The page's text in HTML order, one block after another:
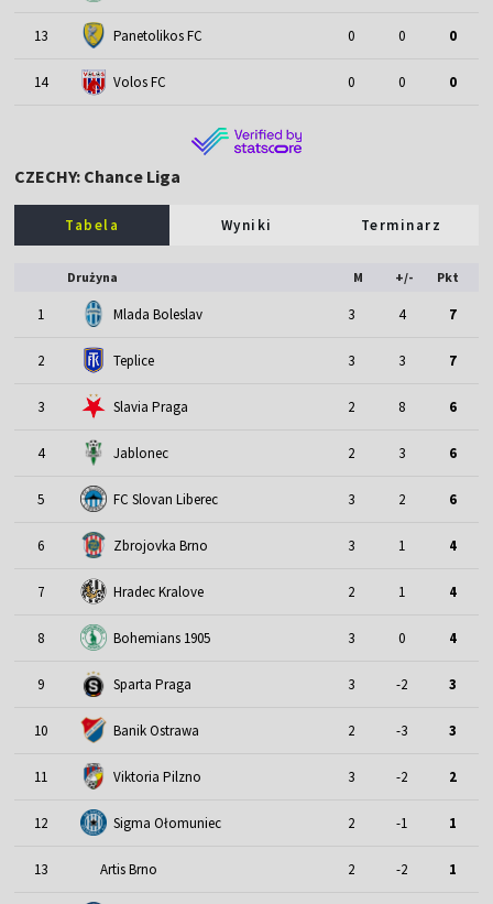
13 Panetolikos FC 0 0 0
14 Volos FC 0 0 0
CZECHY: Chance Liga
Tabela Wyniki Terminarz
Drużyna M +/- Pkt
1 Mlada Boleslav 3 4 7
2 Teplice 3 3 7
3 Slavia Praga 2 8 6
4 Jablonec 2 3 6
5 FC Slovan Liberec 3 2 6
6 Zbrojovka Brno 3 1 4
7 Hradec Kralove 2 1 4
8 Bohemians 1905 3 0 4
9 Sparta Praga 3 -2 3
10 Banik Ostrawa 2 -3 3
11 Viktoria Pilzno 3 -2 2
12 Sigma Ołomuniec 2 -1 1
13 Artis Brno 2 -2 1